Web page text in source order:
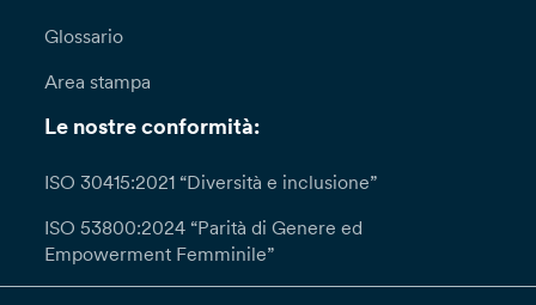
Glossario
Area stampa
Le nostre conformità:
ISO 30415:2021 “Diversità e inclusione”
ISO 53800:2024 “Parità di Genere ed
Empowerment Femminile”